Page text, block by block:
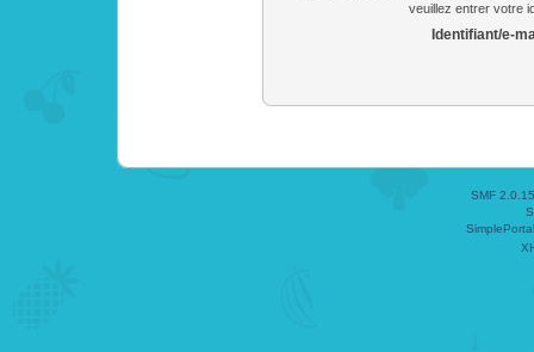
veuillez entrer votre
Identifiant/e-
SMF 2.0.15